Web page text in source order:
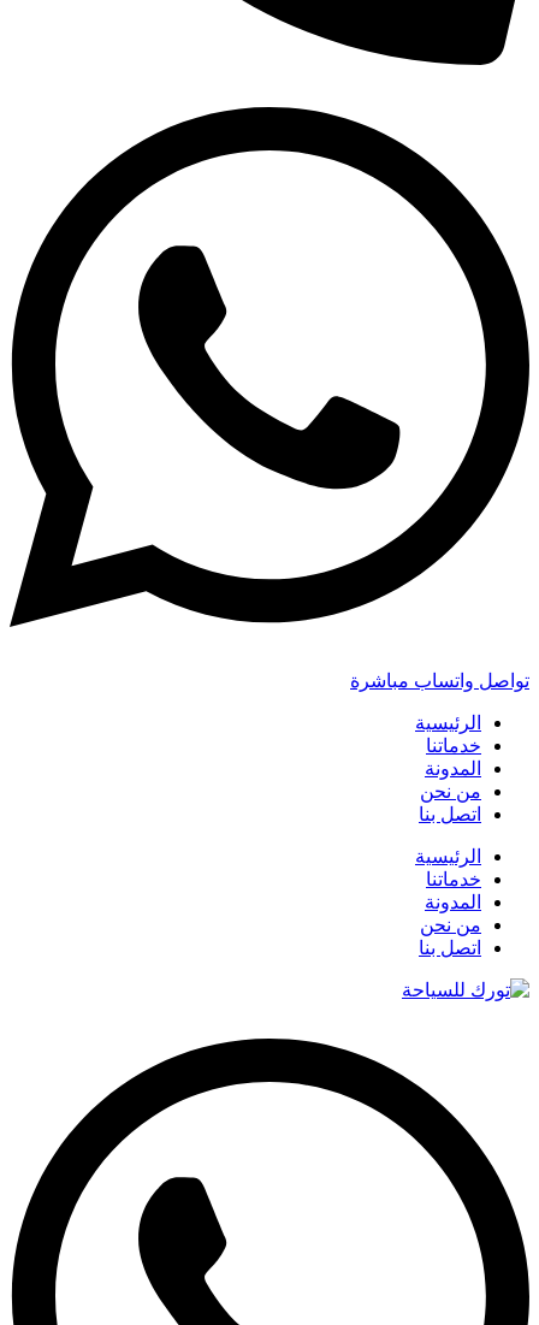
تواصل واتساب مباشرة
الرئيسية
خدماتنا
المدونة
من نحن
اتصل بنا
الرئيسية
خدماتنا
المدونة
من نحن
اتصل بنا